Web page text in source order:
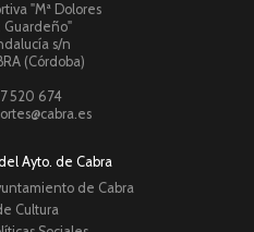
"Mª Dolores
Guardeño"
s/n
(Córdoba)
520 674
Ayto. de Cabra
de Cabra
Cultura